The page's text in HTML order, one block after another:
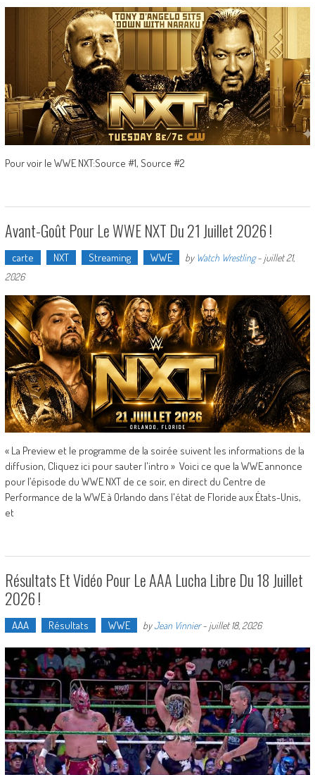
Pour voir le WWE NXT:Source #1, Source #2
Avant-Goût Pour Le WWE NXT Du 21 Juillet 2026 !
carte NXT Streaming WWE by Watch Wrestling- juillet 21,
2026
« La Preview et le programme de la soirée suivent les informations de la
diffusion, Cliquez ici pour sauter l'intro » Voici ce que la WWE annonce
pour l’épisode du WWE NXT de ce soir, en direct du Centre de
Performance de la WWE à Orlando dans l'état de Floride aux États-Unis,
et
Résultats Et Vidéo Pour Le AAA Lucha Libre Du 18 Juillet
2026 !
AAA Résultats WWE byJean Vinnier- juillet 18, 2026